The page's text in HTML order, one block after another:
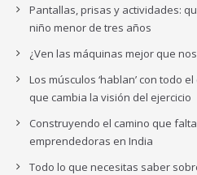
Pantallas, prisas y actividades:
niño menor de tres años
¿Ven las máquinas mejor que
Los músculos ‘hablan’ con todo
que cambia la visión del ejercicio
Construyendo el camino que
emprendedoras en India
Todo lo que necesitas saber